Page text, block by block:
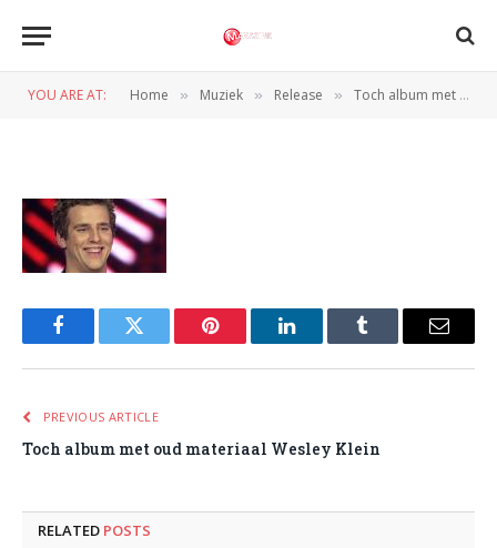
YOU ARE AT: Home » Muziek » Release » Toch album met oud materiaal Wesley Klein
FacebookTwitter Pinterest LinkedInTumblr Email
PREVIOUS ARTICLE
Toch album met oud materiaal Wesley Klein
RELATED POSTS